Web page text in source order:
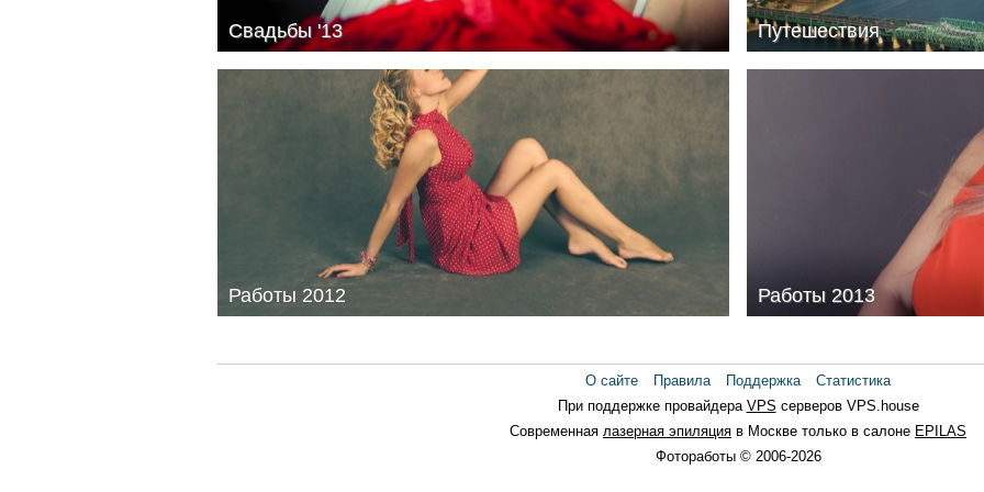
Свадьбы '13
Свадьбы '13 Путешествия
Путешествия
Работы 2012
Работы 2012 Работы 2013
Работы 2013
О сайте Правила Поддержка
Статистика
При поддержке провайдера VPS серверов VPS.house
Современная лазерная эпиляция в Москве только в салоне EPILAS
Фотоработы © 2006-2026